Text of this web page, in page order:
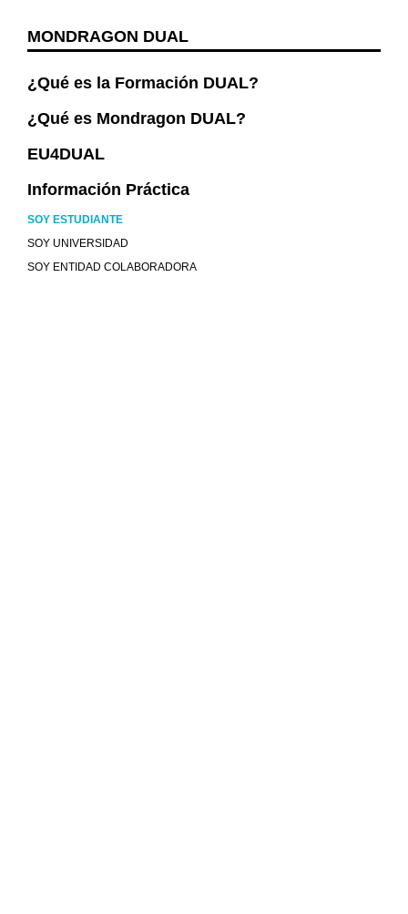
MONDRAGON DUAL
¿Qué es la Formación DUAL?
¿Qué es Mondragon DUAL?
EU4DUAL
Información Práctica
SOY ESTUDIANTE
SOY UNIVERSIDAD
SOY ENTIDAD COLABORADORA